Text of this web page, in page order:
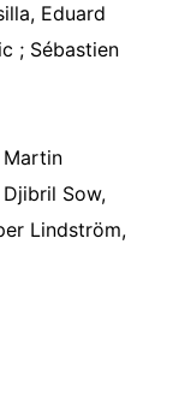
Eduard
; Sébastien
Martin
Sow,
Lindström,